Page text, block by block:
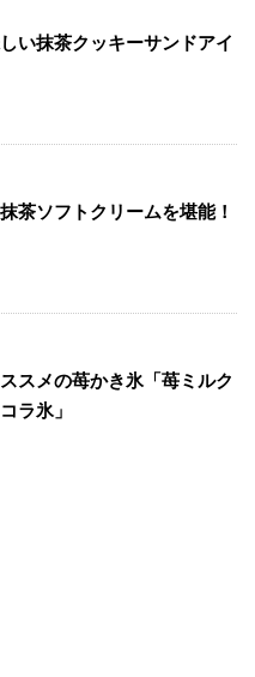
い抹茶クッキーサンドアイ
茶ソフトクリームを堪能！
スメの苺かき氷「苺ミルク
ラ氷」